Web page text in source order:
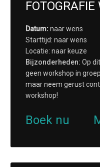
FOTOGRAFIE
Datum:naar wens
Starttijd: naar wens
Locatie: naar keuze
Bijzonderheden: Op
geen workshop in
maar neem gerust
workshop!
Boek nu